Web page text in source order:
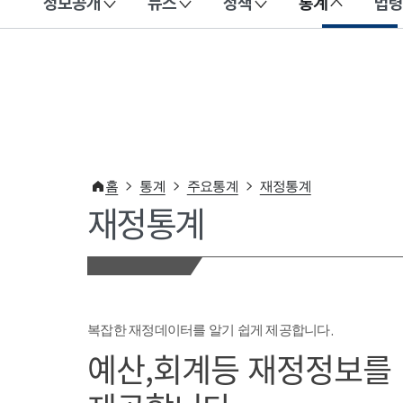
이 누리집은 대한민국 공식 전자정부 누리집입니다.
홈 통계 주요통계 재정통계
재정통계
복잡한 재정데이터를 알기 쉽게 제공합니다.
예산,회계등 재정정보를